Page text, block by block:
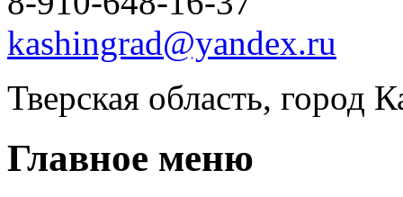
kashingrad@yandex.ru
Тверская область, город
Главное меню